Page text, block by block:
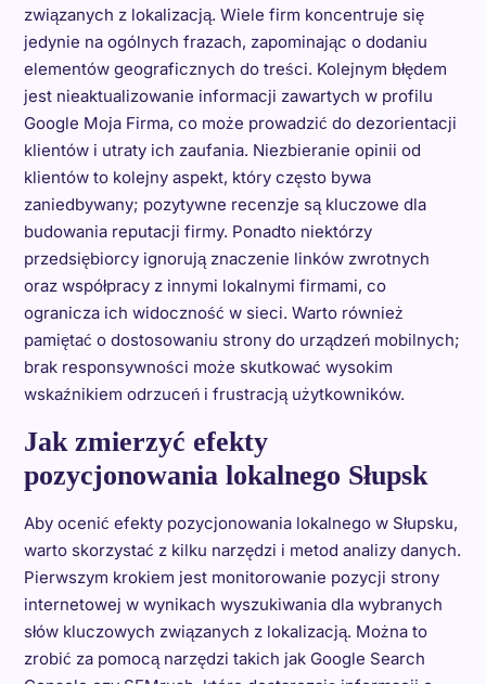
związanych z lokalizacją. Wiele firm koncentruje się
jedynie na ogólnych frazach, zapominając o dodaniu
elementów geograficznych do treści. Kolejnym błędem
jest nieaktualizowanie informacji zawartych w profilu
Google Moja Firma, co może prowadzić do dezorientacji
klientów i utraty ich zaufania. Niezbieranie opinii od
klientów to kolejny aspekt, który często bywa
zaniedbywany; pozytywne recenzje są kluczowe dla
budowania reputacji firmy. Ponadto niektórzy
przedsiębiorcy ignorują znaczenie linków zwrotnych
oraz współpracy z innymi lokalnymi firmami, co
ogranicza ich widoczność w sieci. Warto również
pamiętać o dostosowaniu strony do urządzeń mobilnych;
brak responsywności może skutkować wysokim
wskaźnikiem odrzuceń i frustracją użytkowników.
Jak zmierzyć efekty
pozycjonowania lokalnego Słupsk
Aby ocenić efekty pozycjonowania lokalnego w Słupsku,
warto skorzystać z kilku narzędzi i metod analizy danych.
Pierwszym krokiem jest monitorowanie pozycji strony
internetowej w wynikach wyszukiwania dla wybranych
słów kluczowych związanych z lokalizacją. Można to
zrobić za pomocą narzędzi takich jak Google Search